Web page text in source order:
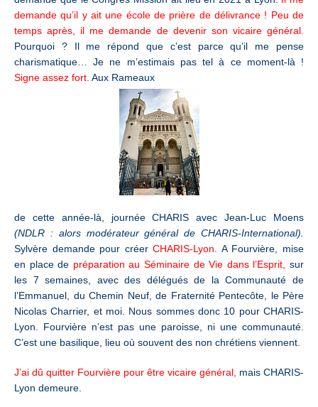
demande qu’il y ait une école de prière de délivrance ! Peu de
temps après, il me demande de devenir son vicaire général.
Pourquoi ? Il me répond que c’est parce qu’il me pense
charismatique… Je ne m’estimais pas tel à ce moment-là !
Signe assez fort. Aux Rameaux
de cette année-là, journée CHARIS avec Jean-Luc Moens
(NDLR : alors modérateur général de CHARIS-International).
Sylvère demande pour créerCHARIS-Lyon.
A Fourvière, mise
en place de préparation au Séminaire de Vie dans l’Esprit,
sur
les 7 semaines, avec des délégués de la Communauté de
l’Emmanuel, du Chemin Neuf, de Fraternité Pentecôte, le Père
Nicolas Charrier, et moi. Nous sommes donc 10 pour CHARIS-
Lyon. Fourvière n’est pas une paroisse, ni une communauté.
C’est une basilique, lieu où souvent des non chrétiens viennent.
J’ai dû quitter Fourvière pour être vicaire général, mais CHARIS-
Lyon demeure.